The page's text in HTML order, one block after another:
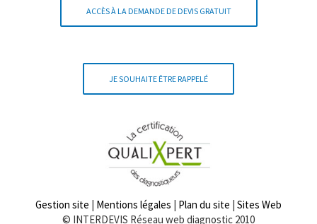
ACCÈS À LA DEMANDE DE DEVIS GRATUIT
JE SOUHAITE ÊTRE RAPPELÉ
Gestion site | Mentions légales | Plan du site | Sites Web
© INTERDEVIS Réseau web diagnostic 2010